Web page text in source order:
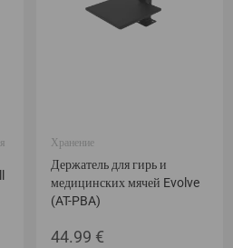
Хранение
Держатель для гирь и
медицинских мячей Evolve
(AT-PBA)
44.99 €